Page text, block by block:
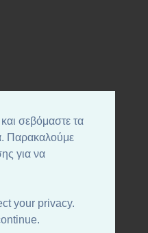
σεβόμαστε τα
Παρακαλούμε
για να
your privacy.
σας Social Media!